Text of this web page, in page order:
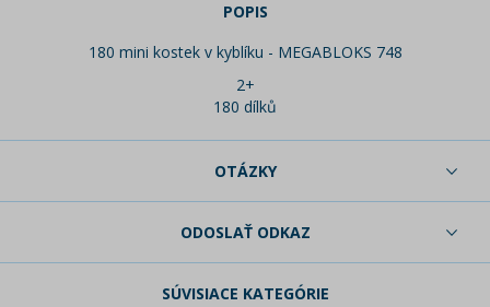
POPIS
180 mini kostek v kyblíku - MEGABLOKS 748
2+
180 dílků
OTÁZKY
ODOSLAŤ ODKAZ
SÚVISIACE KATEGÓRIE